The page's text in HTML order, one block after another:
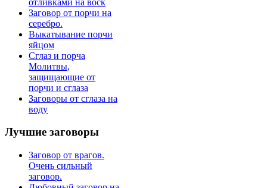
Заговор от порчи на
серебро.
Выкатывание порчи
яйцом
Сглаз и порча
Молитвы,
защищающие от
порчи и сглаза
Заговоры от сглаза на
воду
Лучшие заговоры
Заговор от врагов.
Очень сильный
заговор.